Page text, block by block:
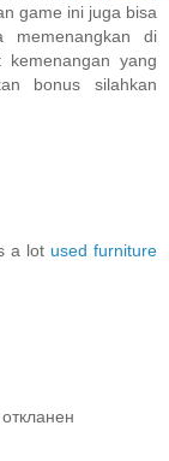
game ini juga bisa
memenangkan di
kemenangan yang
bonus silahkan
a lot used furniture